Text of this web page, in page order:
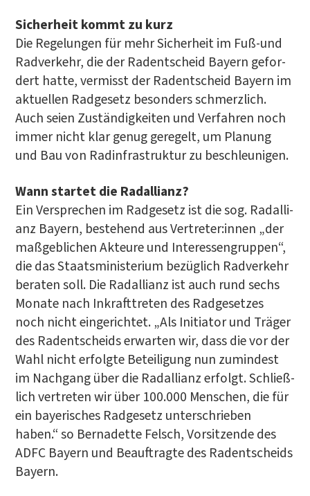
Sicher­heit kommt zu kurz
Die Rege­lun­gen für mehr Sicher­heit im Fuß-und
Rad­ver­kehr, die der Radent­scheid Bay­ern gefor­
dert hat­te, ver­misst der Radent­scheid Bay­ern im
aktu­el­len Rad­ge­setz beson­ders schmerz­lich.
Auch sei­en Zustän­dig­kei­ten und Ver­fah­ren noch
immer nicht klar genug gere­gelt, um Pla­nung
und Bau von Rad­in­fra­struk­tur zu beschleunigen.
Wann star­tet die Rad­al­li­anz?
Ein Ver­spre­chen im Rad­ge­setz ist die sog. Rad­al­li­
anz Bay­ern, bestehend aus Vertreter:innen „der
maß­geb­li­chen Akteu­re und Inter­es­sen­grup­pen“,
die das Staats­mi­nis­te­ri­um bezüg­lich Rad­ver­kehr
bera­ten soll. Die Rad­al­li­anz ist auch rund sechs
Mona­te nach Inkraft­tre­ten des Rad­ge­set­zes
noch nicht ein­ge­rich­tet. „Als Initia­tor und Trä­ger
des Radent­scheids erwar­ten wir, dass die vor der
Wahl nicht erfolg­te Betei­li­gung nun zumin­dest
im Nach­gang über die Rad­al­li­anz erfolgt. Schließ­
lich ver­tre­ten wir über 100.000 Men­schen, die für
ein baye­ri­sches Rad­ge­setz unter­schrie­ben
haben.“ so Ber­na­dette Felsch, Vor­sit­zen­de des
ADFC Bay­ern und Beauf­trag­te des Radent­scheids
Bayern.